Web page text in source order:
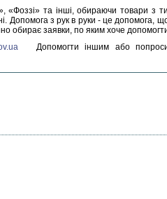
«Фоззі» та інші, обираючи товари з
Допомога з рук в руки - це допомога,
обирає заявки, по яким хоче
Допомогти іншим або